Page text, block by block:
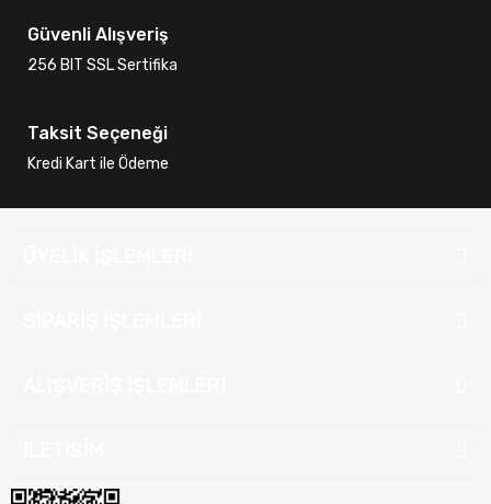
Güvenli Alışveriş
256 BIT SSL Sertifika
Taksit Seçeneği
Kredi Kart ile Ödeme